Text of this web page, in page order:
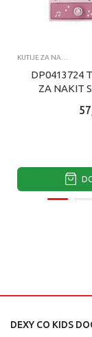
KUTIJE ZA NAKIT
DP0413724
ZA NAKIT
DEXY CO KIDS